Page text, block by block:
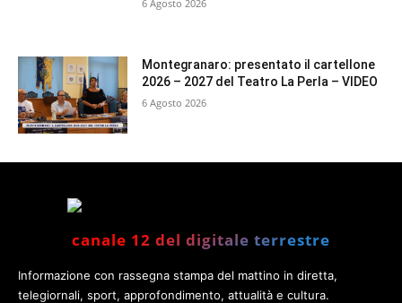
6 Agosto 2026
Montegranaro: presentato il cartellone
2026 – 2027 del Teatro La Perla – VIDEO
6 Agosto 2026
canale 12 del digitale terrestre
Informazione con rassegna stampa del mattino in diretta,
telegiornali, sport, approfondimento, attualità e cultura.